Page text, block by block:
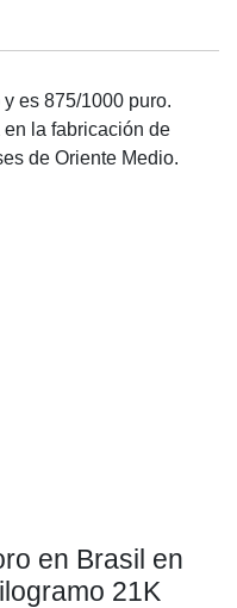
es 875/1000 puro.
la fabricación de
de Oriente Medio.
en Brasil en
21K